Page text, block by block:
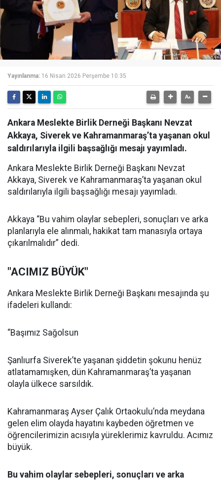
Yayınlanma: 16 Nisan 2026 Perşembe 10:35
Ankara Meslekte Birlik Derneği Başkanı Nevzat
Akkaya, Siverek ve Kahramanmaraş’ta yaşanan okul
saldırılarıyla ilgili başsağlığı mesajı yayımladı.
Ankara Meslekte Birlik Derneği Başkanı Nevzat
Akkaya, Siverek ve Kahramanmaraş’ta yaşanan okul
saldırılarıyla ilgili başsağlığı mesajı yayımladı.
Akkaya “Bu vahim olaylar sebepleri, sonuçları ve arka
planlarıyla ele alınmalı, hakikat tam manasıyla ortaya
çıkarılmalıdır” dedi.
"ACIMIZ BÜYÜK"
Ankara Meslekte Birlik Derneği Başkanı mesajında şu
ifadeleri kullandı:
“Başımız Sağolsun
Şanlıurfa Siverek’te yaşanan şiddetin şokunu henüz
atlatamamışken, dün Kahramanmaraş’ta yaşanan
olayla ülkece sarsıldık.
Kahramanmaraş Ayser Çalık Ortaokulu’nda meydana
gelen elim olayda hayatını kaybeden öğretmen ve
öğrencilerimizin acısıyla yüreklerimiz kavruldu. Acımız
büyük.
Bu vahim olaylar sebepleri, sonuçları ve arka